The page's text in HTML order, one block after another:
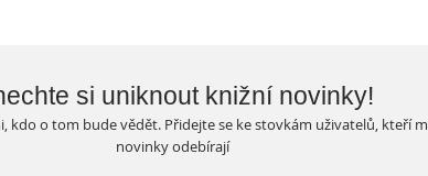
si uniknout knižní novinky!
kdo o tom bude vědět. Přidejte se ke stovkám uživatelů, kteří
novinky odebírají